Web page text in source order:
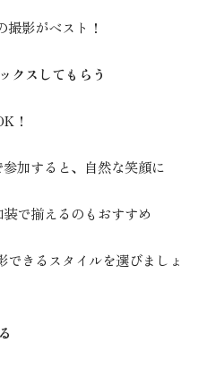
影がベスト！
クスしてもらう
！
加すると、自然な笑顔に
で揃えるのもおすすめ
きるスタイルを選びましょ